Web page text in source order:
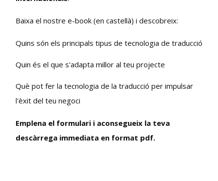
Baixa el nostre e-book (en castellà) i descobreix:
Quins són els principals tipus de tecnologia de traducció
Quin és el que s'adapta millor al teu projecte
Què pot fer la tecnologia de la traducció per impulsar
l'èxit del teu negoci
Emplena el formulari i aconsegueix la teva
descàrrega immediata en format pdf.